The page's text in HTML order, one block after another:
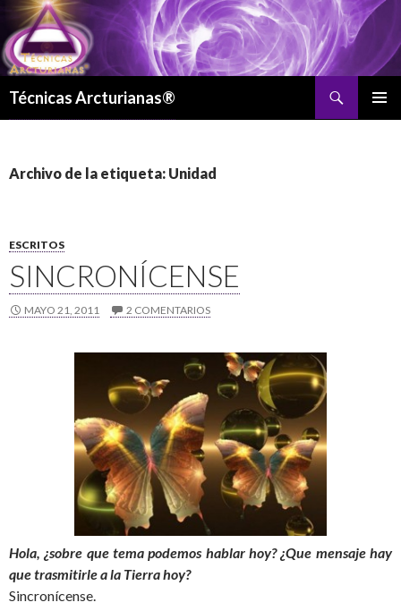
Técnicas Arcturianas®
Archivo de la etiqueta: Unidad
ESCRITOS
SINCRONÍCENSE
MAYO 21, 2011 2 COMENTARIOS
Hola, ¿sobre que tema podemos hablar hoy? ¿Que mensaje hay
que trasmitirle a la Tierra hoy?
Sincronícense.